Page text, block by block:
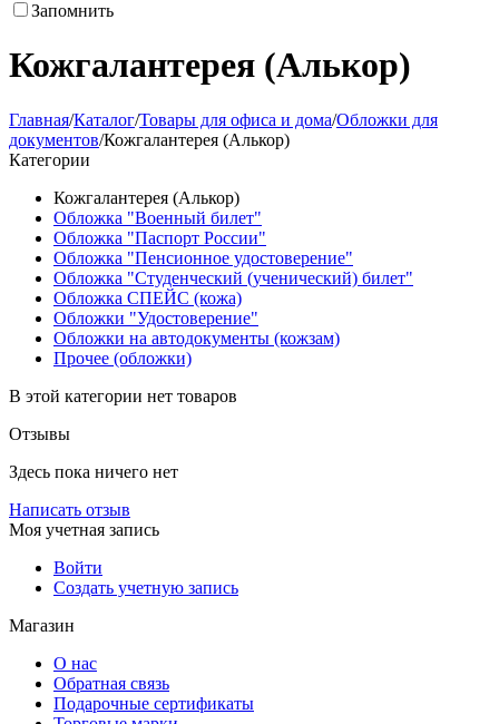
Запомнить
Кожгалантерея (Алькор)
Главная/Каталог/Товары для офиса и дома/Обложки для
документов/Кожгалантерея (Алькор)
Категории
Кожгалантерея (Алькор)
Обложка "Военный билет"
Обложка "Паспорт России"
Обложка "Пенсионное удостоверение"
Обложка "Студенческий (ученический) билет"
Обложка СПЕЙС (кожа)
Обложки "Удостоверение"
Обложки на автодокументы (кожзам)
Прочее (обложки)
В этой категории нет товаров
Отзывы
Здесь пока ничего нет
Написать отзыв
Моя учетная запись
Войти
Создать учетную запись
Магазин
О нас
Обратная связь
Подарочные сертификаты